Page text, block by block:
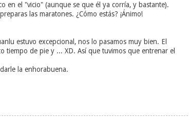
en el "vicio" (aunque se que él ya corría, y bastante).
las maratones. ¿Cómo estás? ¡Ánimo!
estuvo excepcional, nos lo pasamos muy bien. El
de pie y ... XD. Así que tuvimos que entrenar el
la enhorabuena.